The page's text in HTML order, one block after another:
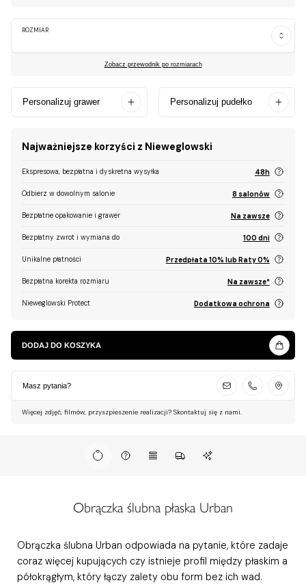
ROZMIAR
Zobacz przewodnik po rozmiarach
Personalizuj grawer Personalizuj pudełko
Najważniejsze korzyści z Nieweglowski
Ekspresowa, bezpłatna i dyskretna wysyłka 48h
Odbierz w dowolnym salonie 8 salonów
Bezpłatne opakowanie i grawer Na zawsze
Bezpłatny zwrot i wymiana do 100 dni
Unikalne płatności Przedpłata 10% lub Raty 0%
Bezpłatna korekta rozmiaru Na zawsze*
Nieweglowski Protect Dodatkowa ochrona
DODAJ DO KOSZYKA
Masz pytania?
Więcej zdjęć, filmów, przyszpieszenie realizacji? Skontaktuj się z nami.
Obrączka ślubna płaska Urban
Obrączka ślubna Urban odpowiada na pytanie, które zadaje
coraz więcej kupujących czy istnieje profil między płaskim a
półokrągłym, który łączy zalety obu form bez ich wad.